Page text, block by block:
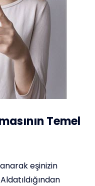
Temel
eşinizin